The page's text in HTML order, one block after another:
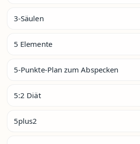
3-Säulen
5 Elemente
5-Punkte-Plan zum Abspecken
5:2 Diät
5plus2